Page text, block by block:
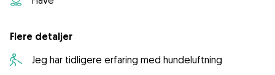
Flere detaljer
Jeg har tidligere erfaring med hundeluftning